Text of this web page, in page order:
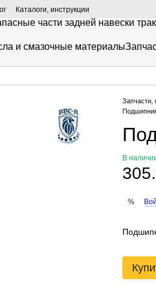
Каталоги, инструкции
части задней навески
и смазочные материалы
Запчасти,
В
%